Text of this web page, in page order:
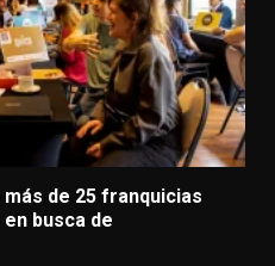
de 25 franquicias
busca de